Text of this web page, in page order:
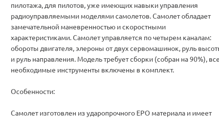
пилотажа, для пилотов, уже имеющих навыки управления
радиоуправляемыми моделями самолетов. Самолет обладает
замечательной маневренностью и скоростными
характеристиками. Самолет управляется по четырем каналам:
обороты двигателя, элероны от двух сервомашинок, руль
и руль направления. Модель требует сборки (собран на 90%),
необходимые инструменты включены в комплект.
Особенности:
Самолет изготовлен из ударопрочного EPO материала и имеет